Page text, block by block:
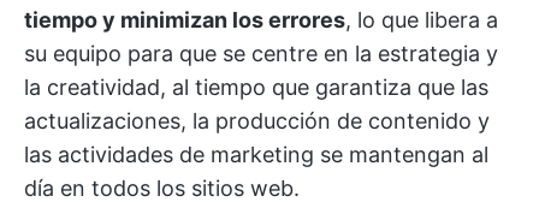
tiempo y minimizan los errores, lo que libera a
su equipo para que se centre en la estrategia y
la creatividad, al tiempo que garantiza que las
actualizaciones, la producción de contenido y
las actividades de marketing se mantengan al
día en todos los sitios web.